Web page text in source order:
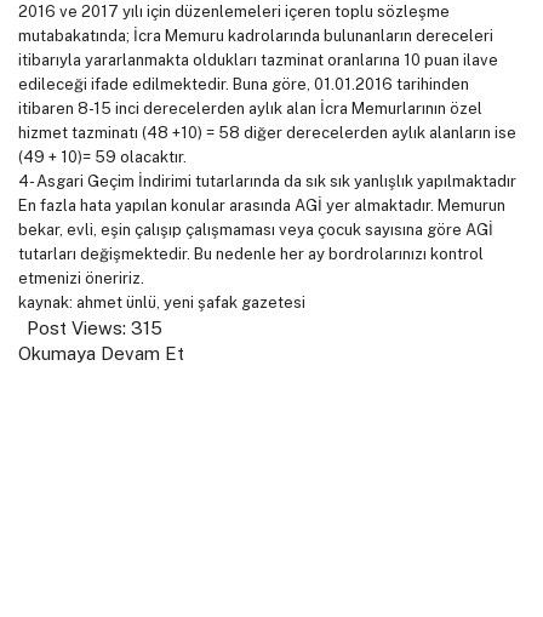
2016 ve 2017 yılı için düzenlemeleri içeren toplu sözleşme
mutabakatında; İcra Memuru kadrolarında bulunanların dereceleri
itibarıyla yararlanmakta oldukları tazminat oranlarına 10 puan ilave
edileceği ifade edilmektedir. Buna göre, 01.01.2016 tarihinden
itibaren 8-15 inci derecelerden aylık alan İcra Memurlarının özel
hizmet tazminatı (48 +10) = 58 diğer derecelerden aylık alanların ise
(49 + 10)= 59 olacaktır.
4- Asgari Geçim İndirimi tutarlarında da sık sık yanlışlık yapılmaktadır
En fazla hata yapılan konular arasında AGİ yer almaktadır. Memurun
bekar, evli, eşin çalışıp çalışmaması veya çocuk sayısına göre AGİ
tutarları değişmektedir. Bu nedenle her ay bordrolarınızı kontrol
etmenizi öneririz.
kaynak: ahmet ünlü, yeni şafak gazetesi
Post Views: 315
Okumaya Devam Et